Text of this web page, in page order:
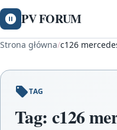
PV FORUM
Strona główna/c126
TAG
Tag: c126